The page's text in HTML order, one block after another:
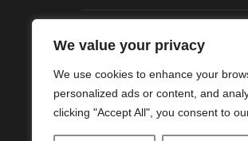
We value your privacy
We use cookies to enhance your
personalized ads or content, and
clicking "Accept All", you consent to